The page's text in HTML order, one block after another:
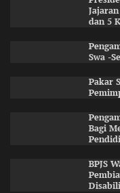
dan 5
Swa -
Pakar
Bagi
BPJS